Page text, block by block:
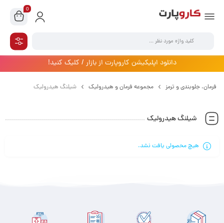
0
دانلود اپلیکیشن کاروپارت از بازار / کلیک کنید!
فرمان،‌ جلوبندی و ترمز مجموعه فرمان و هیدرولیک شیلنگ هیدرولیک
شیلنگ هیدرولیک
هیچ محصولی یافت نشد.